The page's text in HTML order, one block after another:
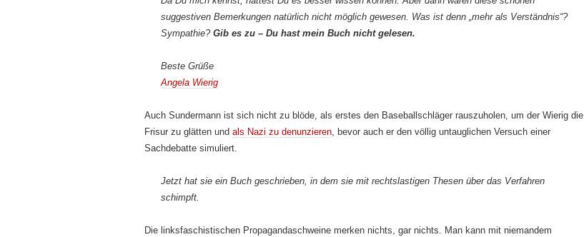
suggestiven Bemerkungen natürlich nicht möglich gewesen. Was ist denn „mehr als Verständnis“?
Sympathie? Gib es zu – Du hast mein Buch nicht gelesen.
Beste Grüße
Angela Wierig
Auch Sundermann ist sich nicht zu blöde, als erstes den Baseballschläger rauszuholen, um der Wierig die
Frisur zu glätten und als Nazi zu denun­zieren, bevor auch er den völlig untauglichen Versuch einer
Sachdebatte simuliert.
Jetzt hat sie ein Buch geschrieben, in dem sie mit rechtslastigen Thesen über das Verfahren
schimpft.
Die linksfaschistischen Propagandaschweine merken nichts, gar nichts. Man kann mit niemandem